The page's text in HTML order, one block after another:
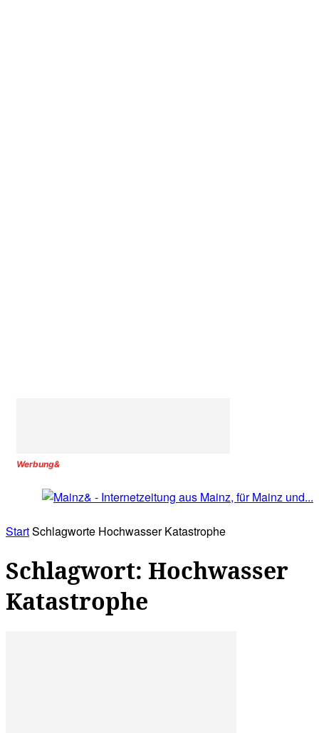
Werbung&
StartSchlagworte Hochwasser Katastrophe
Schlagwort: Hochwasser
Katastrophe